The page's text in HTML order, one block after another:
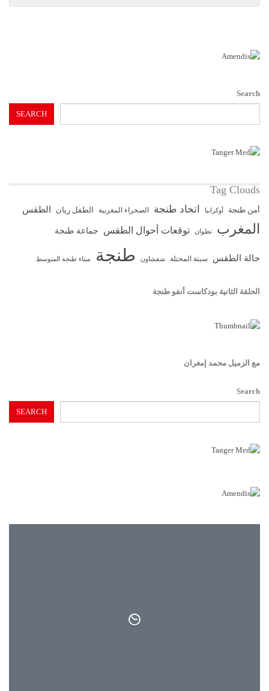
Search
SEARCH
Tag Clouds
أمن طنجة أوكرانيا اتحاد طنجة الصحراء المغربية الطفل ريان الطقس
المغرب تطوان توقعات أحوال الطقس جماعة طنجة
حالة الطقس سبتة المحتلة شفشاون طنجة ميناء طنجة المتوسط
الحلقة الثانية بودكاست أنفو طنجة
مع الزميل محمد إمغران
Search
SEARCH